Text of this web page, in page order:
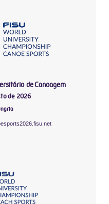
de Canoagem
de 2026